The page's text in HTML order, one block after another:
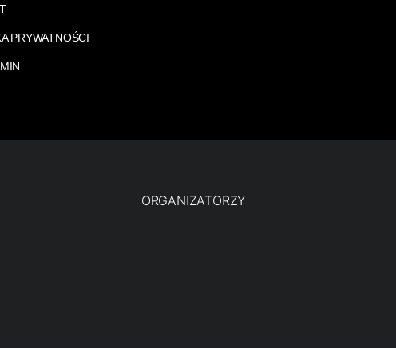
PRYWATNOŚCI
ORGANIZATORZY